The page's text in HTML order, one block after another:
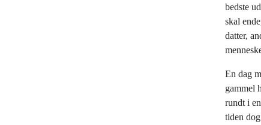
bedste
skal
datter,
En dag
gammel
rundt i
tiden